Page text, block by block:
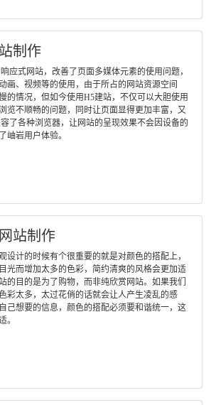
制作
应式网站，改善了页面多媒体元素的使用问题，
画、视频等的使用，由于所占的网站资源空间
的情况，但如今使用H5建站，不仅可以大胆使用
览不顺畅的问题，同时让页面显得更加丰富，又
了各种浏览器，让网站的呈现效果不会因设备的
岫岩用户体验。
站制作
设计的时候有个很重要的就是对颜色的搭配上，
光而增加太多的色彩，简约清爽的风格会更加适
的目的是为了购物，而非纯欣赏网站。如果我们
彩太多，太过花俏的话就会让人产生凌乱的感
己想要的信息，颜色的搭配必须要和谐统一，这
。